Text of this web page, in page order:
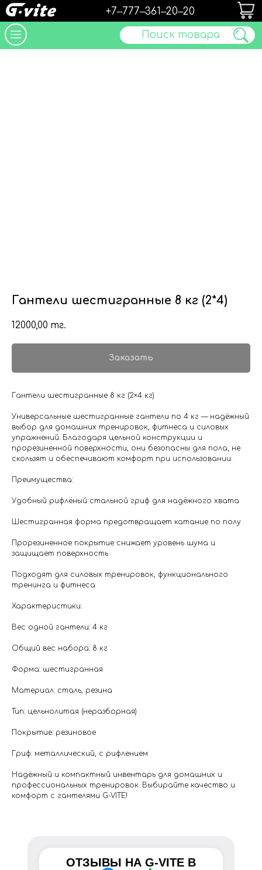
Поиск товара
+7‒777‒361‒20‒20
Гантели шестигранные 8 кг (2*4)
12000,00 тг.
Заказать
Гантели шестигранные 8 кг (2×4 кг)
Универсальные шестигранные гантели по 4 кг — надёжный
выбор для домашних тренировок, фитнеса и силовых
упражнений. Благодаря цельной конструкции и
прорезиненной поверхности, они безопасны для пола, не
скользят и обеспечивают комфорт при использовании.
Преимущества:
Удобный рифлёный стальной гриф для надёжного хвата
Шестигранная форма предотвращает катание по полу
Прорезиненное покрытие снижает уровень шума и
защищает поверхность
Подходят для силовых тренировок, функционального
тренинга и фитнеса
Характеристики:
Вес одной гантели: 4 кг
Общий вес набора: 8 кг
Форма: шестигранная
Материал: сталь, резина
Тип: цельнолитая (неразборная)
Покрытие: резиновое
Гриф: металлический, с рифлением
Надёжный и компактный инвентарь для домашних и
профессиональных тренировок. Выбирайте качество и
комфорт с гантелями G-VITE!
ОТЗЫВЫ НА G-VITE В